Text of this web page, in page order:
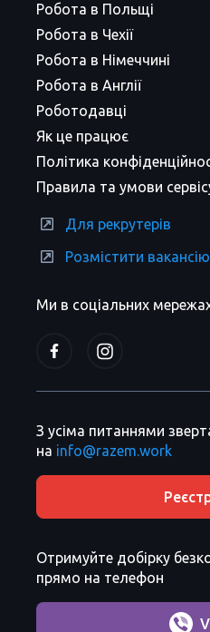
Ми в соціальних
Робота в Польщі
Робота в Чехії
Робота в Німеччині
Робота в Англії
Роботодавці
Як це працює
Політика
Правила та умови
Для рекрутерів
Розмістити вакансію
З усіма питаннями
на info@razem.work
Отримуйте добірку
прямо на телефон